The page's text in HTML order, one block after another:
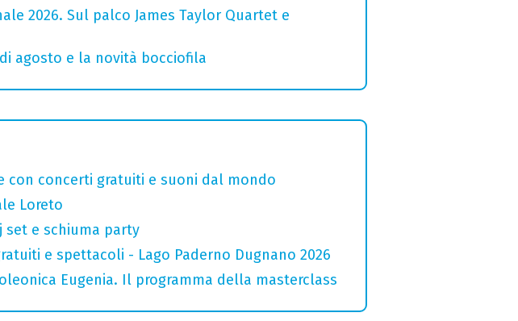
2026. Sul palco James Taylor Quartet e
agosto e la novità bocciofila
con concerti gratuiti e suoni dal mondo
Loreto
set e schiuma party
e spettacoli - Lago Paderno Dugnano 2026
Eugenia. Il programma della masterclass